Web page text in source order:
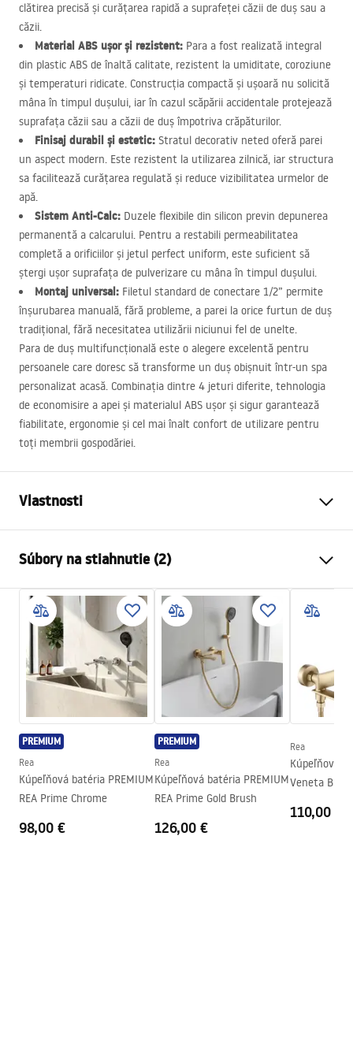
clătirea precisă și curățarea rapidă a suprafeței căzii de duș sau a
căzii.
Material ABS ușor și rezistent: Para a fost realizată integral
din plastic ABS de înaltă calitate, rezistent la umiditate, coroziune
și temperaturi ridicate. Construcția compactă și ușoară nu solicită
mâna în timpul dușului, iar în cazul scăpării accidentale protejează
suprafața căzii sau a căzii de duș împotriva crăpăturilor.
Finisaj durabil și estetic: Stratul decorativ neted oferă parei
un aspect modern. Este rezistent la utilizarea zilnică, iar structura
sa facilitează curățarea regulată și reduce vizibilitatea urmelor de
apă.
Sistem Anti-Calc: Duzele flexibile din silicon previn depunerea
permanentă a calcarului. Pentru a restabili permeabilitatea
completă a orificiilor și jetul perfect uniform, este suficient să
ștergi ușor suprafața de pulverizare cu mâna în timpul dușului.
Montaj universal: Filetul standard de conectare 1/2” permite
înșurubarea manuală, fără probleme, a parei la orice furtun de duș
tradițional, fără necesitatea utilizării niciunui fel de unelte.
Para de duș multifuncțională este o alegere excelentă pentru
persoanele care doresc să transforme un duș obișnuit într-un spa
personalizat acasă. Combinația dintre 4 jeturi diferite, tehnologia
de economisire a apei și materialul ABS ușor și sigur garantează
fiabilitate, ergonomie și cel mai înalt confort de utilizare pentru
toți membrii gospodăriei.
Vlastnosti
Materiál
Spôsob montáže
Skrutkovací
Šírka
125
Výška
mm
Záruka
24 mesiacov
Súbory na stiahnutie (2)
Pielęgnacja
Pielęgnacja.pdf
Záručné podmienky
Warranty_Terms_and_Conditions_Accessories_-_24.pdf
PREMIUM
Rea
Kúpeľňová batéria PREMIUM
REA Prime Chrome
98,00 €
PREMIUM
Rea
Kúpeľňová batéria PREMIUM
REA Prime Gold Brush
126,00 €
Rea
Kúpeľňová
Veneta
110,00 €